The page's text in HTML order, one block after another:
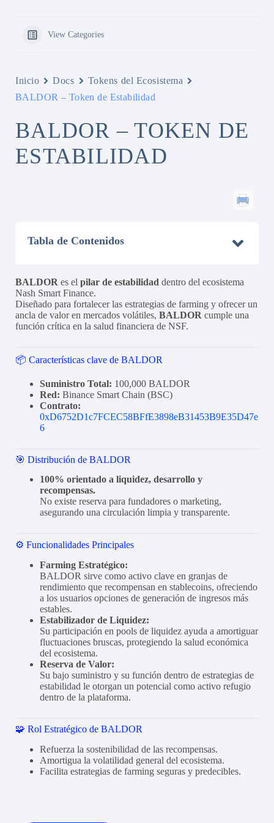
View Categories
Inicio Docs
Tokens del Ecosistema
BALDOR – Token de Estabilidad
BALDOR – TOKEN DE
ESTABILIDAD
Tabla de Contenidos
BALDOR es el pilar de estabilidad dentro del ecosistema
Nash Smart Finance.
Diseñado para fortalecer las estrategias de farming y ofrecer un
ancla de valor en mercados volátiles, BALDOR cumple una
función crítica en la salud financiera de NSF.
📦 Características clave de BALDOR
Suministro Total: 100,000 BALDOR
Red: Binance Smart Chain (BSC)
Contrato:
0xD6752D1c7FCEC58BFfE3898eB31453B9E35D47e
6
🎯 Distribución de BALDOR
100% orientado a liquidez, desarrollo y
recompensas.
No existe reserva para fundadores o marketing,
asegurando una circulación limpia y transparente.
⚙️ Funcionalidades Principales
Farming Estratégico:
BALDOR sirve como activo clave en granjas de
rendimiento que recompensan en stablecoins, ofreciendo
a los usuarios opciones de generación de ingresos más
estables.
Estabilizador de Liquidez:
Su participación en pools de liquidez ayuda a amortiguar
fluctuaciones bruscas, protegiendo la salud económica
del ecosistema.
Reserva de Valor:
Su bajo suministro y su función dentro de estrategias de
estabilidad le otorgan un potencial como activo refugio
dentro de la plataforma.
🧩 Rol Estratégico de BALDOR
Refuerza la sostenibilidad de las recompensas.
Amortigua la volatilidad general del ecosistema.
Facilita estrategias de farming seguras y predecibles.